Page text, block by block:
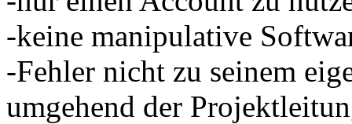
-keine manipulative
-Fehler nicht zu seinem
umgehend der